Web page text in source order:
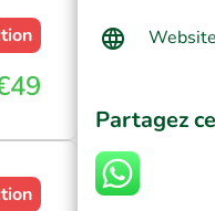
Website
Partagez